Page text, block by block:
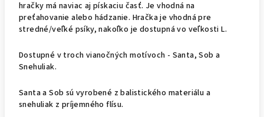
hračky má naviac aj pískaciu časť. Je vhodná na
preťahovanie alebo hádzanie. Hračka je vhodná pre
stredné/veľké psíky, nakoľko je dostupná vo veľkosti L.
Dostupné v troch vianočných motívoch - Santa, Sob a
Snehuliak.
Santa a Sob sú vyrobené z balistického materiálu a
snehuliak z príjemného flísu.